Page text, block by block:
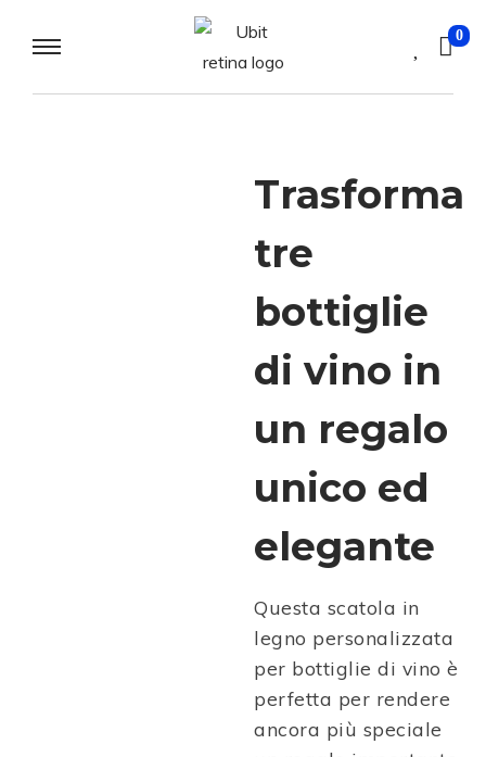
0
Trasforma
tre
bottiglie
di vino in
un regalo
unico ed
elegante
Questa scatola in
legno personalizzata
per bottiglie di vino è
perfetta per rendere
ancora più speciale